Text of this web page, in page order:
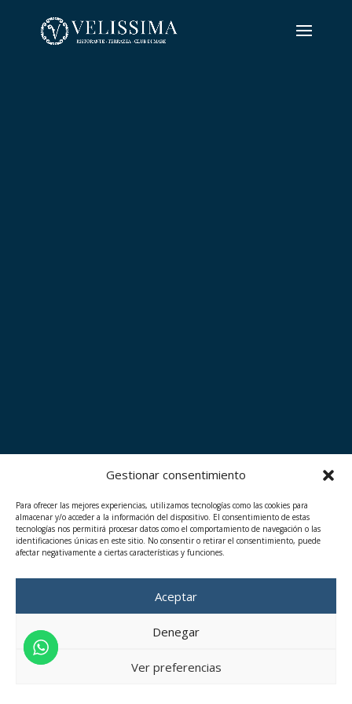
Gestionar consentimiento
Para ofrecer las mejores experiencias, utilizamos tecnologías como las cookies para
almacenar y/o acceder a la información del dispositivo. El consentimiento de estas
tecnologías nos permitirá procesar datos como el comportamiento de navegación o las
identificaciones únicas en este sitio. No consentir o retirar el consentimiento, puede
afectar negativamente a ciertas características y funciones.
Aceptar
Denegar
Ver preferencias